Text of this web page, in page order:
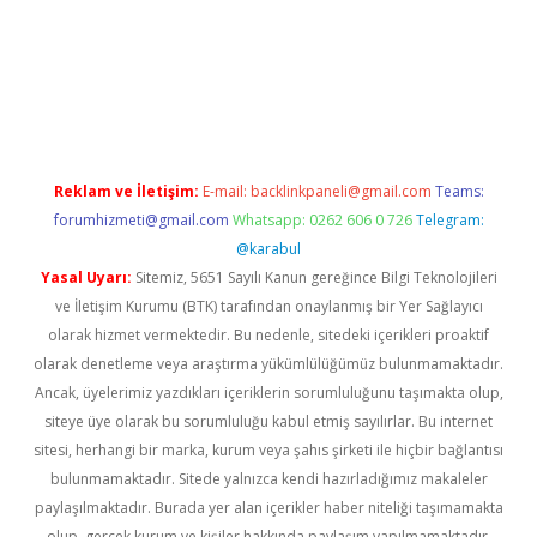
Reklam ve İletişim: E-mail: backlinkpaneli@gmail.com Teams:
forumhizmeti@gmail.com Whatsapp: 0262 606 0 726 Telegram:
@karabul
Yasal Uyarı: Sitemiz, 5651 Sayılı Kanun gereğince Bilgi Teknolojileri
ve İletişim Kurumu (BTK) tarafından onaylanmış bir Yer Sağlayıcı
olarak hizmet vermektedir. Bu nedenle, sitedeki içerikleri proaktif
olarak denetleme veya araştırma yükümlülüğümüz bulunmamaktadır.
Ancak, üyelerimiz yazdıkları içeriklerin sorumluluğunu taşımakta olup,
siteye üye olarak bu sorumluluğu kabul etmiş sayılırlar. Bu internet
sitesi, herhangi bir marka, kurum veya şahıs şirketi ile hiçbir bağlantısı
bulunmamaktadır. Sitede yalnızca kendi hazırladığımız makaleler
paylaşılmaktadır. Burada yer alan içerikler haber niteliği taşımamakta